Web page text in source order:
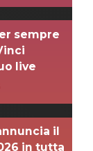
sempre
live
il
in tutta